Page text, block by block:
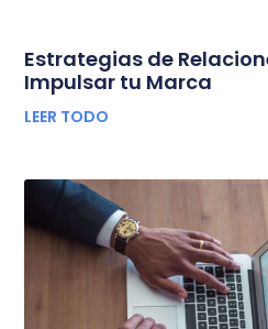
Estrategias de
Impulsar tu Marca
LEER TODO